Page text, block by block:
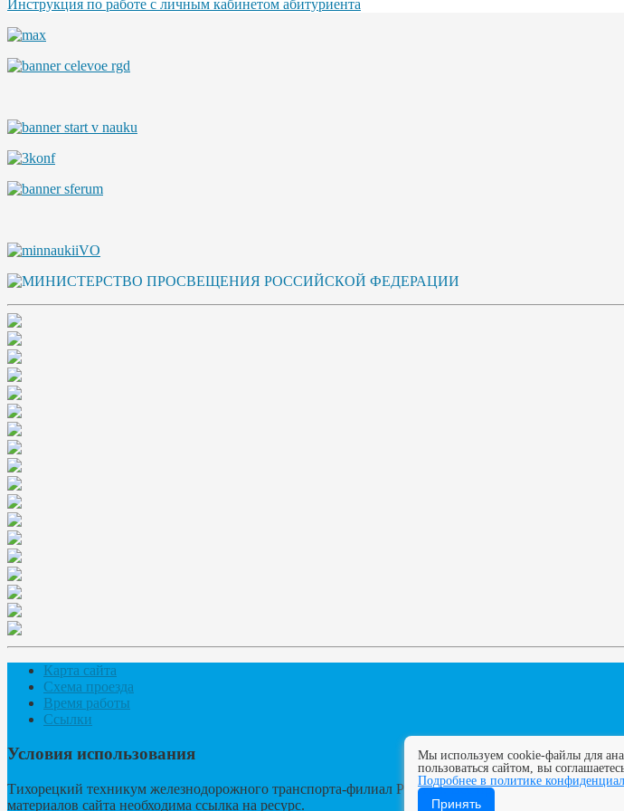
Инструкция по работе с личным кабинетом абитуриента
Карта сайта
Схема проезда
Время работы
Ссылки
Условия использования
Тихорецкий техникум железнодорожного транспорта-филиал РГУПС. Все права защищены.
материалов сайта необходима ссылка на ресурс.
Мы используем cookie-файлы для
пользоваться сайтом, вы
Подробнее в политике
Принять